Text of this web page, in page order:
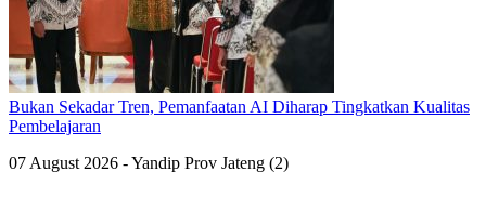
Bukan Sekadar Tren, Pemanfaatan AI Diharap Tingkatkan Kualitas
Pembelajaran
07 August 2026 - Yandip Prov Jateng (2)